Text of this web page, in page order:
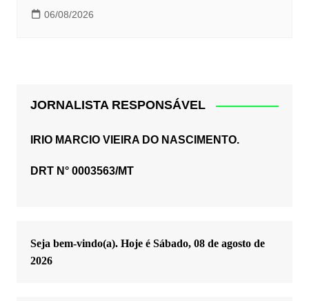
06/08/2026
JORNALISTA RESPONSÁVEL
IRIO MARCIO VIEIRA DO NASCIMENTO.
DRT N° 0003563/MT
Seja bem-vindo(a). Hoje é Sábado, 08 de agosto de
2026